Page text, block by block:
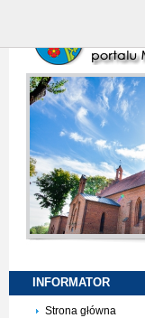
INFORMATOR
Strona główna